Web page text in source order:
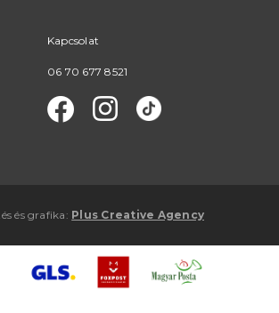
Kapcsolat
06 70 677 8521
ésgrafika : Plus Creative Agency